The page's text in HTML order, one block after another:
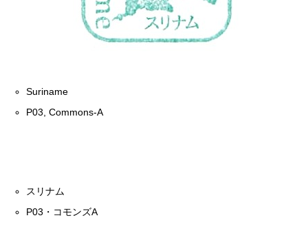
Suriname
P03, Commons-A
スリナム
P03・コモンズA